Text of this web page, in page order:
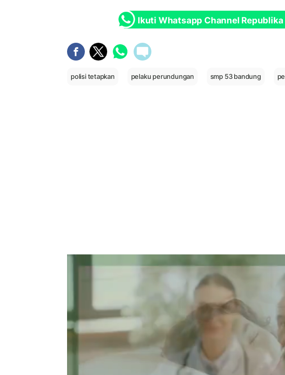
Ikuti Whatsapp Channel Republika
polisi tetapkan pelaku perundungan smp 53 bandung